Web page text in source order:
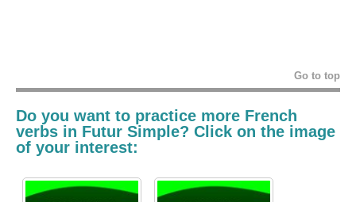
Go to top
Do you want to practice more French
verbs in Futur Simple? Click on the image
of your interest: